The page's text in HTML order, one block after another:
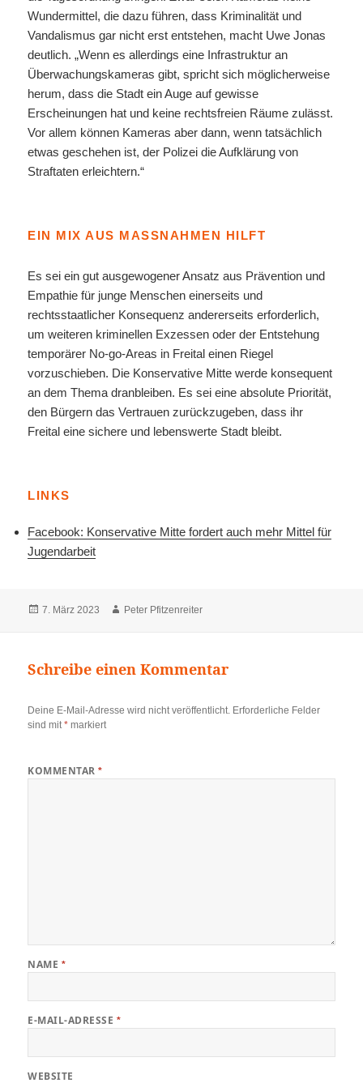
Wundermittel, die dazu führen, dass Kriminalität und
Vandalismus gar nicht erst entstehen, macht Uwe Jonas
deutlich. „Wenn es allerdings eine Infrastruktur an
Überwachungskameras gibt, spricht sich möglicherweise
herum, dass die Stadt ein Auge auf gewisse
Erscheinungen hat und keine rechtsfreien Räume zulässt.
Vor allem können Kameras aber dann, wenn tatsächlich
etwas geschehen ist, der Polizei die Aufklärung von
Straftaten erleichtern.“
EIN MIX AUS MASSNAHMEN HILFT
Es sei ein gut ausgewogener Ansatz aus Prävention und
Empathie für junge Menschen einerseits und
rechtsstaatlicher Konsequenz andererseits erforderlich,
um weiteren kriminellen Exzessen oder der Entstehung
temporärer No-go-Areas in Freital einen Riegel
vorzuschieben. Die Konservative Mitte werde konsequent
an dem Thema dranbleiben. Es sei eine absolute Priorität,
den Bürgern das Vertrauen zurückzugeben, dass ihr
Freital eine sichere und lebenswerte Stadt bleibt.
LINKS
Facebook: Konservative Mitte fordert auch mehr Mittel für
Jugendarbeit
Veröffentlicht
7. März 2023 Autor
Peter Pfitzenreiter
Schreibe einen Kommentar
Deine E-Mail-Adresse wird nicht veröffentlicht. Erforderliche Felder
sind mit* markiert
KOMMENTAR*
NAME *
E-MAIL-ADRESSE *
WEBSITE